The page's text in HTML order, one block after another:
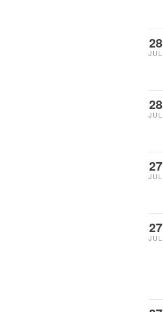
28
JUL
28
JUL
27
JUL
27
JUL